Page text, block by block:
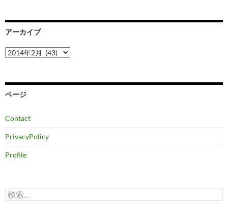
アーカイブ
ア
ー
ブ
ページ
Contact
PrivacyPolicy
Profile
検
索: